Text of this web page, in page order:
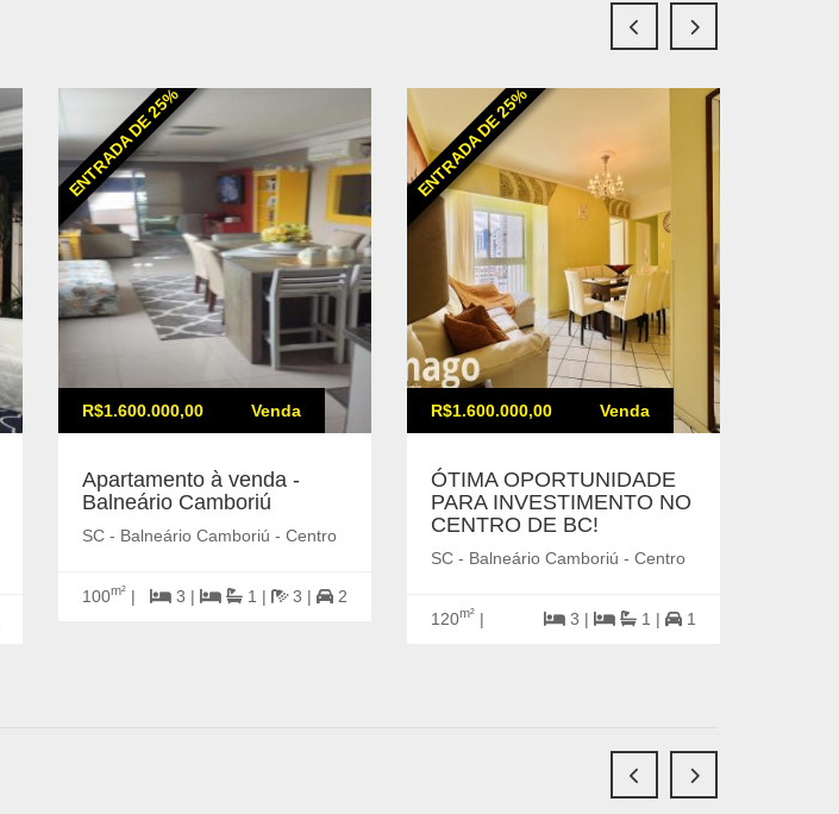
ENTRADA DE 25%
R$1.600.000,00 Venda
Apartamento à venda -
Balneário Camboriú
SC - Balneário Camboriú - Centro
100m² | 3 | 1 | 3 | 2
ENTRADA DE 25%
R$1.600.000,00 Venda
ÓTIMA OPORTUNIDADE
PARA INVESTIMENTO NO
CENTRO DE BC!
SC - Balneário Camboriú - Centro
120m² | 3 | 1 | 1